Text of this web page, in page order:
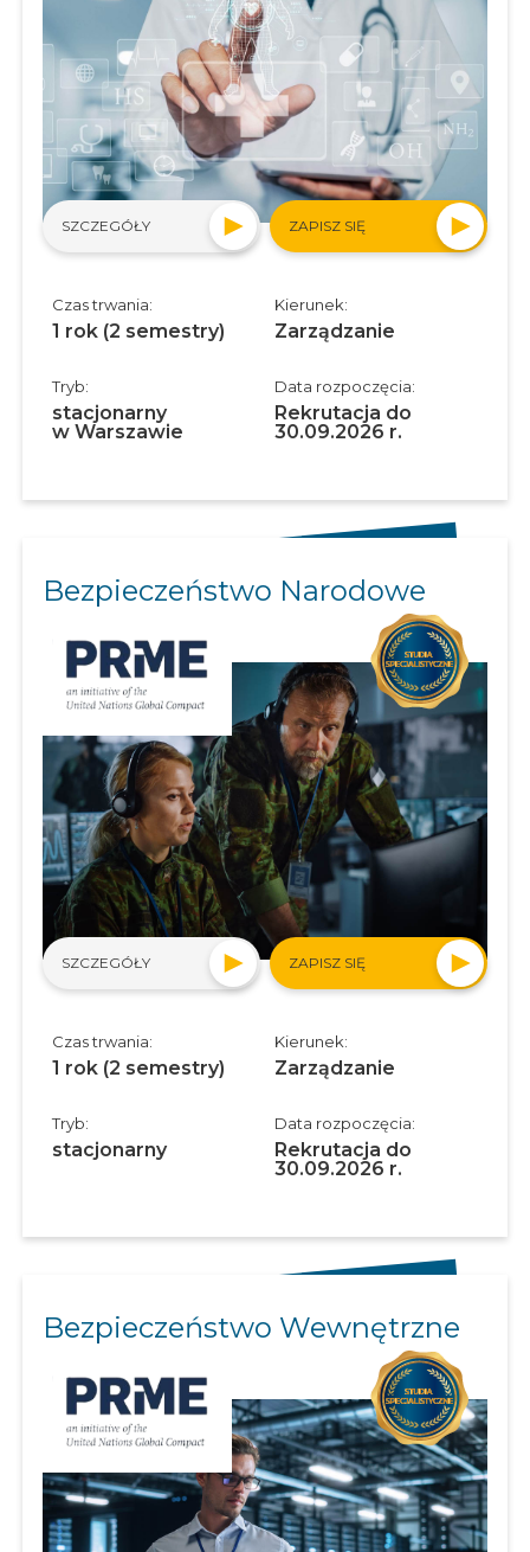
SZCZEGÓŁY ZAPISZ SIĘ
Czas trwania:
1 rok (2 semestry)
Kierunek:
Zarządzanie
Tryb:
stacjonarny
w Warszawie
Data rozpoczęcia:
Rekrutacja do
30.09.2026 r.
Bezpieczeństwo Narodowe
SZCZEGÓŁY ZAPISZ SIĘ
Czas trwania:
1 rok (2 semestry)
Kierunek:
Zarządzanie
Tryb:
stacjonarny
Data rozpoczęcia:
Rekrutacja do
30.09.2026 r.
Bezpieczeństwo Wewnętrzne